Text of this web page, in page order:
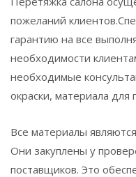
пожеланий
гарантию на все
необходимости
необходимые
окраски, материала
Все материалы
Они закуплены у
поставщиков. Это